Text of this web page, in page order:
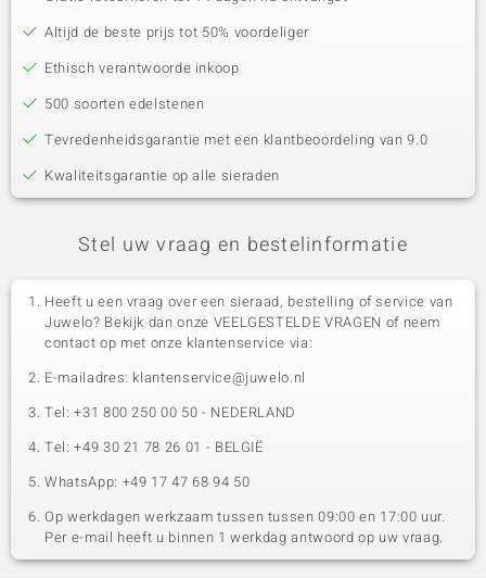
Altijd de beste prijs tot 50% voordeliger
Ethisch verantwoorde inkoop
500 soorten edelstenen
Tevredenheidsgarantie met een klantbeoordeling van 9.0
Kwaliteitsgarantie op alle sieraden
Stel uw vraag en bestelinformatie
Heeft u een vraag over een sieraad, bestelling of service van
Juwelo? Bekijk dan onze VEELGESTELDE VRAGEN of neem
contact op met onze klantenservice via:
E-mailadres: klantenservice@juwelo.nl
Tel: +31 800 250 00 50 - NEDERLAND
Tel: +49 30 21 78 26 01 - BELGIË
WhatsApp: +49 17 47 68 94 50
Op werkdagen werkzaam tussen tussen 09:00 en 17:00 uur.
Per e-mail heeft u binnen 1 werkdag antwoord op uw vraag.